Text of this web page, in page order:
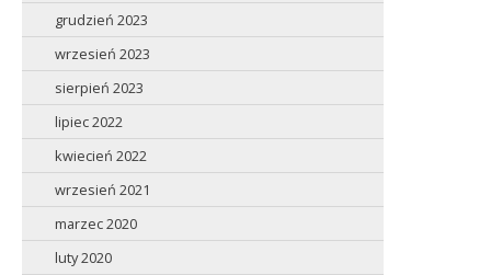
grudzień 2023
wrzesień 2023
sierpień 2023
lipiec 2022
kwiecień 2022
wrzesień 2021
marzec 2020
luty 2020